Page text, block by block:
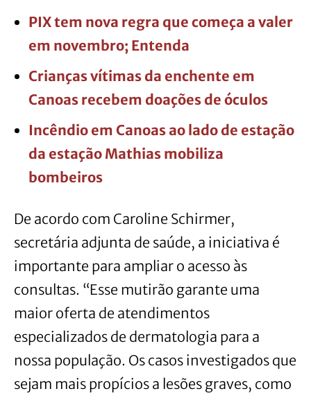
PIX tem nova regra que começa a valer
em novembro; Entenda
Crianças vítimas da enchente em
Canoas recebem doações de óculos
Incêndio em Canoas ao lado de estação
da estação Mathias mobiliza
bombeiros
De acordo com Caroline Schirmer,
secretária adjunta de saúde, a iniciativa é
importante para ampliar o acesso às
consultas. “Esse mutirão garante uma
maior oferta de atendimentos
especializados de dermatologia para a
nossa população. Os casos investigados que
sejam mais propícios a lesões graves, como